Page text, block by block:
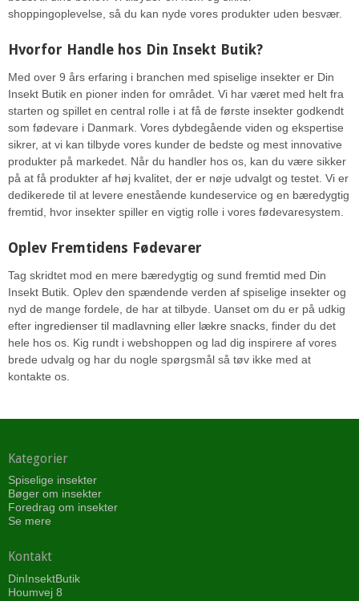
shoppingoplevelse, så du kan nyde vores produkter uden besvær.
Hvorfor Handle hos Din Insekt Butik?
Med over 9 års erfaring i branchen med spiselige insekter er Din
Insekt Butik en pioner inden for området. Vi har været med helt fra
starten og spillet en central rolle i at få de første insekter godkendt
som fødevare i Danmark. Vores dybdegående viden og ekspertise
sikrer, at vi kan tilbyde vores kunder de bedste og mest innovative
produkter på markedet. Når du handler hos os, kan du være sikker
på at få produkter af høj kvalitet, der er nøje udvalgt og testet. Vi er
dedikerede til at levere enestående kundeservice og en bæredygtig
fremtid, hvor insekter spiller en vigtig rolle i vores fødevaresystem.
Oplev Fremtidens Fødevarer
Tag skridtet mod en mere bæredygtig og sund fremtid med Din
Insekt Butik. Oplev den spændende verden af spiselige insekter og
nyd de mange fordele, de har at tilbyde. Uanset om du er på udkig
efter ingredienser til madlavning eller lækre snacks , finder du det
hele hos os. Kig rundt i webshoppen og lad dig inspirere af vores
brede udvalg og har du nogle spørgsmål så tøv ikke med at
kontakte os.
Kategorier
Spiselige insekter
Bøger om insekter
Foredrag om insekter
Se mere
Kontakt
DinInsektButik
Houmvej 8